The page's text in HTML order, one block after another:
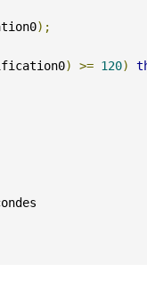
);
) >= 120)